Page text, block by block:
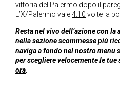
vittoria del Palermo dopo il
L’X/Palermo vale4.10 volte la
Resta nel vivo dell’azione con
nella sezione scommesse più
naviga a fondo nel nostro menu
per scegliere velocemente le
ora.